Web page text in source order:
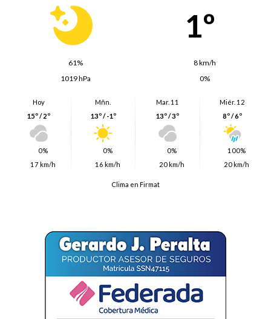
1º
61%
8 km/h
1019 hPa
0%
Hoy
15º / 2º
0%
17 km/h
Mñn.
13º / -1º
0%
16 km/h
Mar. 11
13º / 3º
0%
20 km/h
Miér. 12
8º / 6º
100%
20 km/h
Clima en Firmat